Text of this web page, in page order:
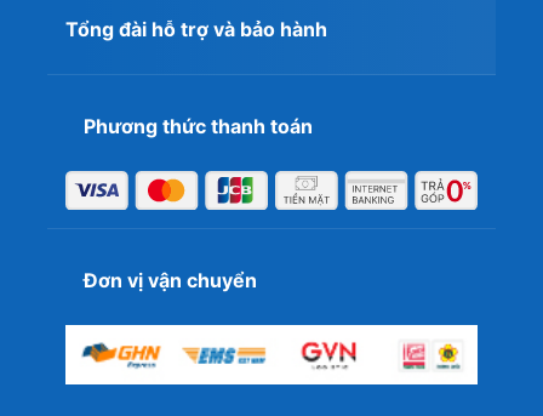
Tổng đài hỗ trợ và bảo hành
Phương thức thanh toán
Đơn vị vận chuyển